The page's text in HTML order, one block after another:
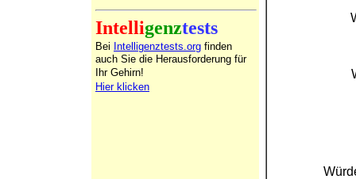
Intelligenztests
Bei Intelligenztests.org finden
auch Sie die Herausforderung für
Ihr Gehirn!
Hier klicken